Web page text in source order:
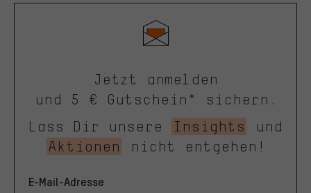
Jetzt anmelden
und 5 € Gutschein* sichern.
Lass Dir unsere
Insights
und
Aktionen
nicht entgehen!
E-Mail-Adresse